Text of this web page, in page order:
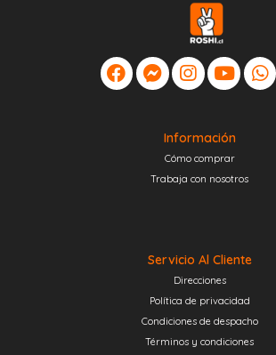
Información
Cómo comprar
Trabaja con nosotros
Servicio Al Cliente
Direcciones
Política de privacidad
Condiciones de despacho
Términos y condiciones